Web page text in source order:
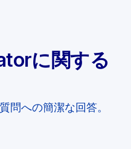
に関する
問への簡潔な回答。